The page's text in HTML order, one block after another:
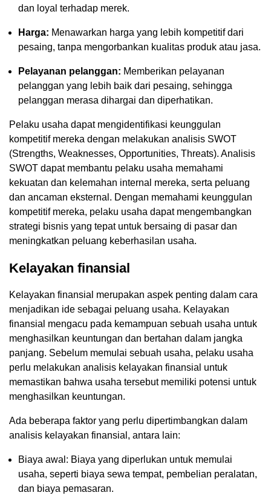
dan loyal terhadap merek.
Harga: Menawarkan harga yang lebih kompetitif dari
pesaing, tanpa mengorbankan kualitas produk atau jasa.
Pelayanan pelanggan: Memberikan pelayanan
pelanggan yang lebih baik dari pesaing, sehingga
pelanggan merasa dihargai dan diperhatikan.
Pelaku usaha dapat mengidentifikasi keunggulan
kompetitif mereka dengan melakukan analisis SWOT
(Strengths, Weaknesses, Opportunities, Threats). Analisis
SWOT dapat membantu pelaku usaha memahami
kekuatan dan kelemahan internal mereka, serta peluang
dan ancaman eksternal. Dengan memahami keunggulan
kompetitif mereka, pelaku usaha dapat mengembangkan
strategi bisnis yang tepat untuk bersaing di pasar dan
meningkatkan peluang keberhasilan usaha.
Kelayakan finansial
Kelayakan finansial merupakan aspek penting dalam cara
menjadikan ide sebagai peluang usaha. Kelayakan
finansial mengacu pada kemampuan sebuah usaha untuk
menghasilkan keuntungan dan bertahan dalam jangka
panjang. Sebelum memulai sebuah usaha, pelaku usaha
perlu melakukan analisis kelayakan finansial untuk
memastikan bahwa usaha tersebut memiliki potensi untuk
menghasilkan keuntungan.
Ada beberapa faktor yang perlu dipertimbangkan dalam
analisis kelayakan finansial, antara lain:
Biaya awal: Biaya yang diperlukan untuk memulai
usaha, seperti biaya sewa tempat, pembelian peralatan,
dan biaya pemasaran.